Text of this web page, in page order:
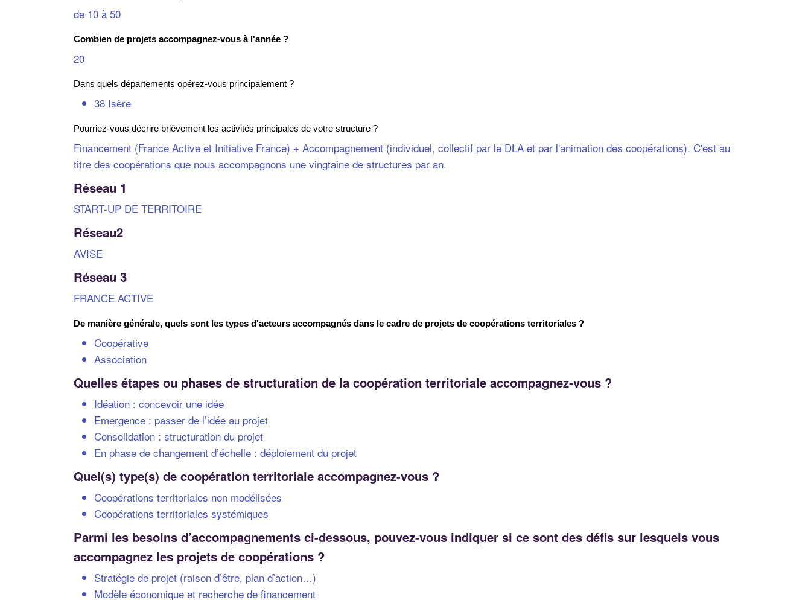
de 10 à 50
Combien de projets accompagnez-vous à l'année ?
20
Dans quels départements opérez-vous principalement ?
38 Isère
Pourriez-vous décrire brièvement les activités principales de votre structure ?
Financement (France Active et Initiative France) + Accompagnement (individuel, collectif par le DLA et par l'animation des coopérations). C'est au
titre des coopérations que nous accompagnons une vingtaine de structures par an.
Réseau 1
START-UP DE TERRITOIRE
Réseau2
AVISE
Réseau 3
FRANCE ACTIVE
De manière générale, quels sont les types d'acteurs accompagnés dans le cadre de projets de coopérations territoriales ?
Coopérative
Association
Quelles étapes ou phases de structuration de la coopération territoriale accompagnez-vous ?
Idéation : concevoir une idée
Emergence : passer de l’idée au projet
Consolidation : structuration du projet
En phase de changement d’échelle : déploiement du projet
Quel(s) type(s) de coopération territoriale accompagnez-vous ?
Coopérations territoriales non modélisées
Coopérations territoriales systémiques
Parmi les besoins d’accompagnements ci-dessous, pouvez-vous indiquer si ce sont des défis sur lesquels vous
accompagnez les projets de coopérations ?
Stratégie de projet (raison d’être, plan d’action…)
Modèle économique et recherche de financement